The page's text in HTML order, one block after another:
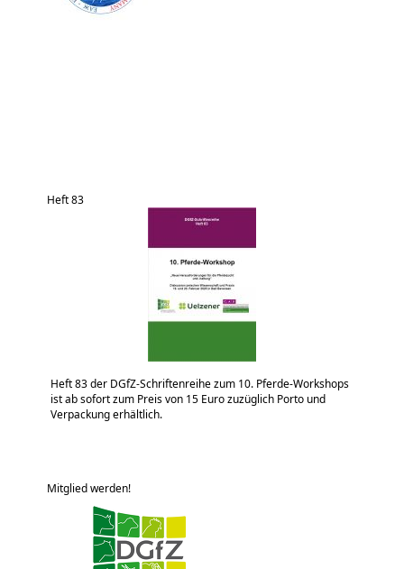
Heft 83
Heft 83 der DGfZ-Schriftenreihe zum 10. Pferde-Workshops
ist ab sofort zum Preis von 15 Euro zuzüglich Porto und
Verpackung erhältlich.
Mitglied werden!